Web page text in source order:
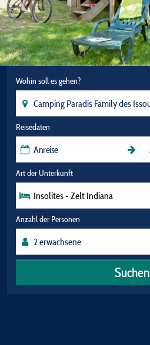
Wohin soll es gehen?
Reisedaten
Art der Unterkunft
Insolites - Zelt Indiana
Anzahl der Personen
Suchen